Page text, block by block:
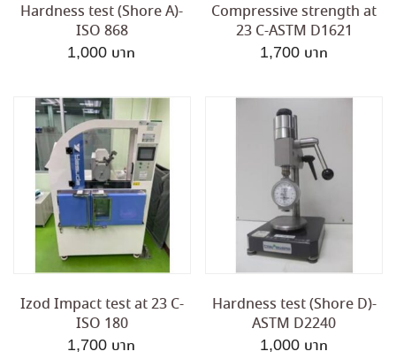
Hardness test (Shore A)-
ISO 868
1,000
Compressive strength at
23 C-ASTM D1621
1,700
Izod Impact test at 23 C-
ISO 180
1,700
Hardness test (Shore D)-
ASTM D2240
1,000